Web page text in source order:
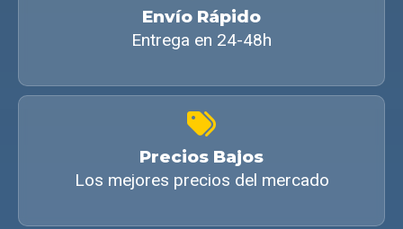
Envío Rápido
Entrega en 24-48h
Precios Bajos
Los mejores precios del mercado